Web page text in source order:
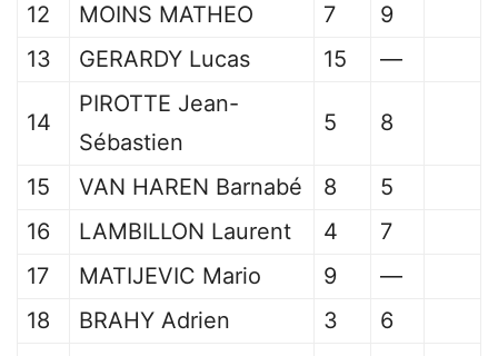
12
MOINS MATHEO 7
9
13
GERARDY Lucas 15 —
14
PIROTTE Jean-
Sébastien
5 8
15 VAN HAREN Barnabé 8
5
16
LAMBILLON Laurent 4
7
17
MATIJEVIC Mario 9
—
18
BRAHY Adrien 3
6